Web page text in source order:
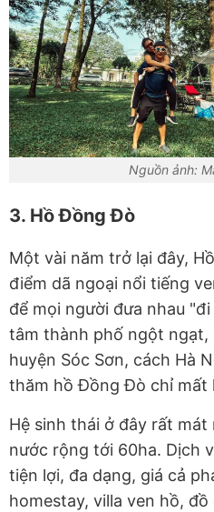
Nguồn ảnh:
3. Hồ Đồng Đò
Một vài năm trở lại đây,
điểm dã ngoại nổi tiếng
để mọi người đưa nhau
tâm thành phố ngột ngạt,
huyện Sóc Sơn, cách Hà
thăm hồ Đồng Đò chỉ mất
Hệ sinh thái ở đây rất
nước rộng tới 60ha. Dịch
tiện lợi, đa dạng, giá cả
homestay, villa ven hồ,